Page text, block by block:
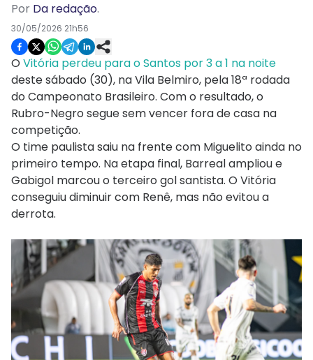
Por Da redação.
30/05/2026 21h56
O Vitória perdeu para o Santos por 3 a 1 na noite
deste sábado (30), na Vila Belmiro, pela 18ª rodada
do Campeonato Brasileiro. Com o resultado, o
Rubro-Negro segue sem vencer fora de casa na
competição.
O time paulista saiu na frente com Miguelito ainda no
primeiro tempo. Na etapa final, Barreal ampliou e
Gabigol marcou o terceiro gol santista. O Vitória
conseguiu diminuir com Renê, mas não evitou a
derrota.